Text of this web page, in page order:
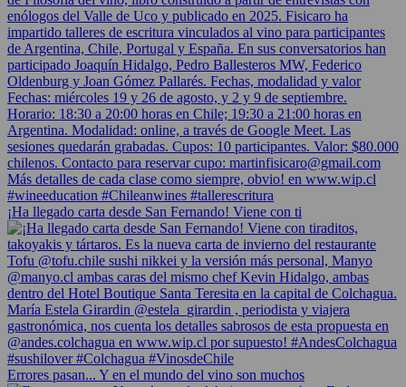
¡Ha llegado carta desde San Fernando! Viene con ti
Errores pasan... Y en el mundo del vino son muchos